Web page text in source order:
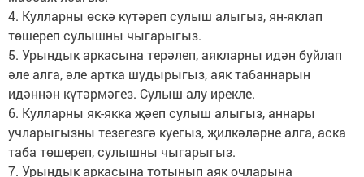
4. Кулларны өскә күтәреп сулыш алыгыз, ян-яклап
төшереп сулышны чыгарыгыз.
5. Урындык аркасына терәлеп, аякларны идән буйлап
әле алга, әле артка шудырыгыз, аяк табаннарын
идәннән күтәрмәгез. Сулыш алу ирекле.
6. Кулларны як-якка җәеп сулыш алыгыз, аннары
учларыгызны тезегезгә куегыз, җилкәләрне алга, аска
таба төшереп, сулышны чыгарыгыз.
7. Урындык аркасына тотынып аяк очларына